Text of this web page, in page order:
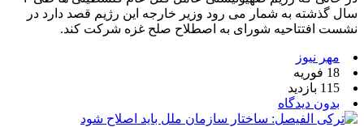
سال گذشته به شمار می رود وزیر خارجه این رژیم قصد دارد در
نشست افتتاحیه شورای به اصطلاح صلح غزه شرکت کند.
مهر نیوز
18 فوریه
115 بازدید
بدون دیدگاه